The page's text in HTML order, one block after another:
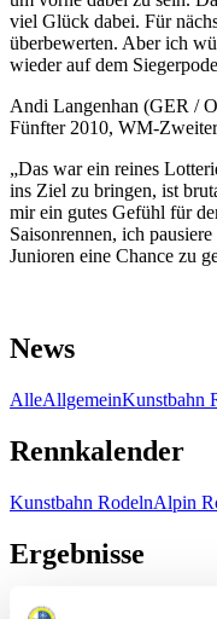
viel Glück dabei. Für
überbewerten. Aber ich
wieder auf dem
Andi Langenhan (GER /
Fünfter 2010, WM-
„Das war ein reines
ins Ziel zu bringen, ist
mir ein gutes Gefühl für
Saisonrennen, ich
Junioren eine Chance zu
News
AlleAllgemeinKunstbahn
Rennkalender
Kunstbahn RodelnAlpin
Ergebnisse
Aktuell